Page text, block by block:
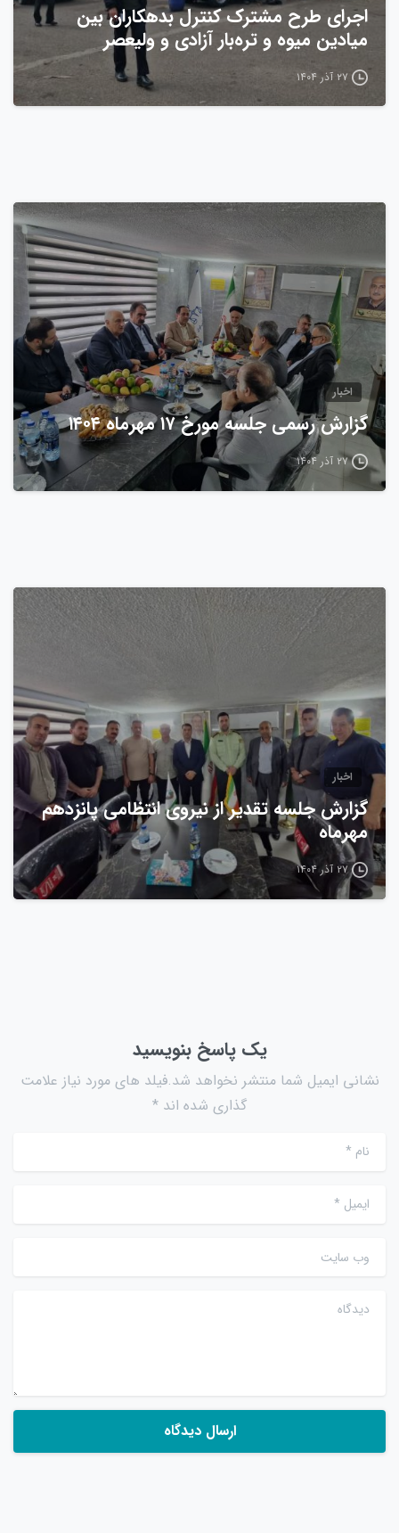
اجرای طرح مشترک کنترل بدهکاران بین
میادین میوه و تره‌بار آزادی و ولیعصر
۲۷ آذر ۱۴۰۴
0
اخبار
گزارش رسمی جلسه مورخ ۱۷ مهرماه ۱۴۰۴
۲۷ آذر ۱۴۰۴
0
اخبار
گزارش جلسه تقدیر از نیروی انتظامی پانزدهم
مهرماه
۲۷ آذر ۱۴۰۴
یک پاسخ بنویسید
نشانی ایمیل شما منتشر نخواهد شد.فیلد های مورد نیاز علامت
گذاری شده اند *
نام*
ایمیل *
وب سایت
دیدگاه